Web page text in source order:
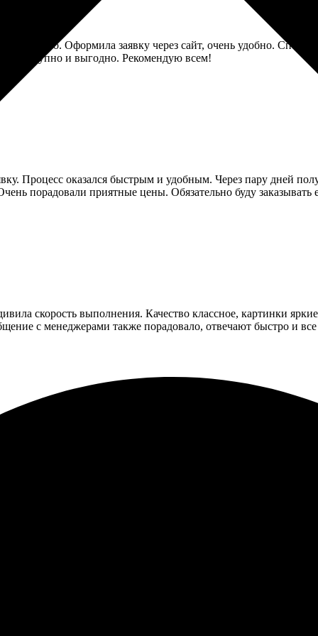
аккуратно. Оформила заявку через сайт, очень удобно.
доступно и выгодно. Рекомендую всем!
Процесс оказался быстрым и удобным. Через пару дней
порадовали приятные цены. Обязательно буду
скорость выполнения. Качество классное, картинки
с менеджерами также порадовало, отвечают быстро и
Заказал значки на заказ, понравился интуитивно понятный
отличное!
Выбор дизайнов на удивление богатый. Оформили без